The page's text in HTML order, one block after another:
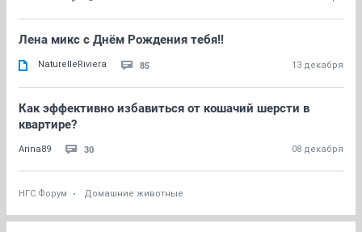
Лена микс с Днём Рождения тебя!!
NaturelleRiviera 85 13 декабря
Как эффективно избавиться от кошачий шерсти в
квартире?
Arina89 30 08 декабря
НГС.Форум Домашние животные